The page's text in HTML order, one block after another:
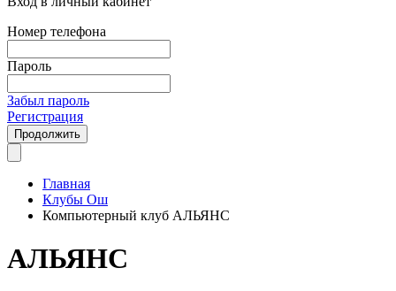
Номер телефона
Пароль
Забыл пароль
Регистрация
Продолжить
Главная
Клубы Ош
Компьютерный клуб АЛЬЯНС
АЛЬЯНС